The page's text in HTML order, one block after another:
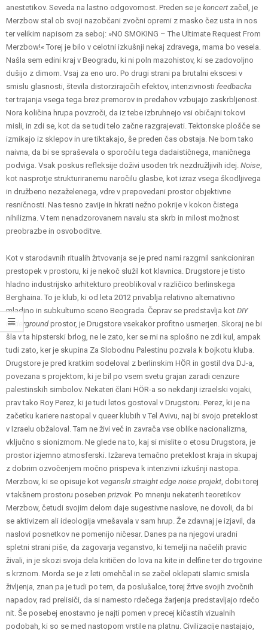
anestetikov. Seveda na lastno odgovornost. Preden se je koncert začel, je
Merzbow stal ob svoji nazobčani zvočni opremi z masko čez usta in nos
ter velikim napisom za seboj: »NO SMOKING – The Ultimate Request From
Merzbow!« Torej je bilo v celotni izkušnji nekaj zdravega, mama bo vesela.
Našla sem edini kraj v Beogradu, ki ni poln mazohistov, ki se zadovoljno
dušijo z dimom. Vsaj za eno uro. Po drugi strani pa brutalni ekscesi v
smislu glasnosti, števila distorzirajočih efektov, intenzivnosti feedbacka
ter trajanja vsega tega brez premorov in predahov vzbujajo zaskrbljenost.
Nora količina hrupa povzroči, da iz tebe izbruhnejo vsi običajni tokovi
misli, in zdi se, kot da se tudi telo začne razgrajevati. Tektonske plošče se
izmikajo iz sklepov in ure tiktakajo, še preden čas obstaja. Ne bom tako
naivna, da bi se spraševala o sporočilu tega dadaističnega, maničnega
podviga. Vsak poskus refleksije doživi usoden trk nezdružljivih idej. Noise,
kot nasprotje strukturiranemu naročilu glasbe, kot izraz vsega škodljivega
in družbeno nezaželenega, vdre v prepovedani prostor objektivne
resničnosti. Nas tesno zavije in hkrati nežno pokrije v kokon čistega
nihilizma. V tem nenadzorovanem navalu sta skrb in milost možnost
preobrazbe in osvoboditve.
Kot v starodavnih ritualih žrtvovanja se je pred nami razgrnil sankcioniran
prestopek v prostoru, ki je nekoč služil kot klavnica. Drugstore je tisto
hladno industrijsko arhitekturo preoblikoval v različico berlinskega
Berghaina. To je klub, ki od leta 2012 privablja relativno alternativno
mladino in subkulturno sceno Beograda. Čeprav se predstavlja kot DIY
undergroundprostor, je Drugstore vsekakor profitno usmerjen. Skoraj ne bi
šla v ta hipsterski brlog, ne le zato, ker se mi na splošno ne zdi kul, ampak
tudi zato, ker je skupina Za Slobodnu Palestinu pozvala k bojkotu kluba.
Drugstore je pred kratkim sodeloval z berlinskim HÖR in gostil dva DJ-a,
povezana s projektom, ki je bil po vsem svetu grajan zaradi cenzure
palestinskih simbolov. Nekateri člani HÖR-a so nekdanji izraelski vojaki,
prav tako Roy Perez, ki je tudi letos gostoval v Drugstoru. Perez, ki je na
začetku kariere nastopal v queer klubih v Tel Avivu, naj bi svojo preteklost
v Izraelu obžaloval. Tam ne živi več in zavrača vse oblike nacionalizma,
vključno s sionizmom. Ne glede na to, kaj si mislite o etosu Drugstora, je
prostor izjemno atmosferski. Izžareva temačno preteklost kraja in skupaj
z dobrim ozvočenjem močno prispeva k intenzivni izkušnji nastopa.
Merzbow, ki se opisuje kot veganski straight edge noise projekt, dobi torej
v takšnem prostoru poseben prizvok. Po mnenju nekaterih teoretikov
Merzbow, četudi svojim delom daje sugestivne naslove, ne dovoli, da bi
se aktivizem ali ideologija vmešavala v sam hrup. Že zdavnaj je izjavil, da
naslovi posnetkov ne pomenijo ničesar. Danes pa na njegovi uradni
spletni strani piše, da zagovarja veganstvo, ki temelji na načelih pravic
živali, in je skozi svoja dela kritičen do lova na kite in delfine ter do trgovine
s krznom. Morda se je z leti omehčal in se začel oklepati slamic smisla
življenja, znan pa je tudi po tem, da poslušalce, torej žrtve svojih zvočnih
napadov, rad prelisiči, da si namesto rdečega žarjenja predstavljajo rdečo
nit. Še posebej enostavno je najti pomen v precej kičastih vizualnih
podobah, ki so se med nastopom vrstile na platnu. Civilizacije nastajajo,